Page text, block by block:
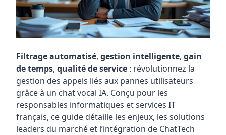
Filtrage automatisé, gestion intelligente, gain
de temps, qualité de service : révolutionnez la
gestion des appels liés aux pannes utilisateurs
grâce à un chat vocal IA. Conçu pour les
responsables informatiques et services IT
français, ce guide détaille les enjeux, les solutions
leaders du marché et l’intégration de ChatTech